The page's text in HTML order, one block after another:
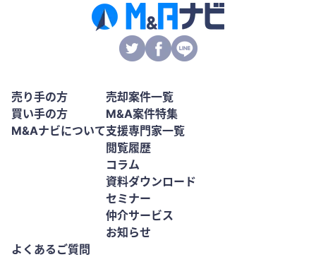
売り手の方
買い手の方
M&Aナビについて
売却案件一覧
M&A案件特集
支援専門家一覧
閲覧履歴
コラム
資料ダウンロード
セミナー
仲介サービス
お知らせ
よくあるご質問